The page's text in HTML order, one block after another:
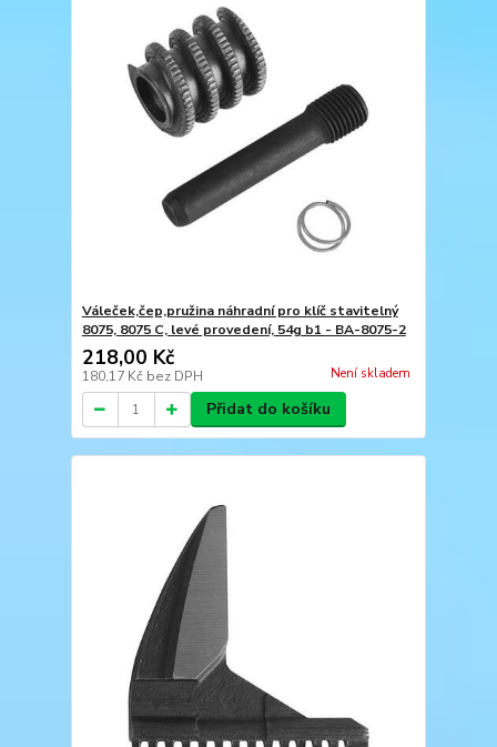
Váleček,čep,pružina náhradní pro klíč stavitelný
8075, 8075 C, levé provedení, 54g b1 - BA-8075-2
218,00 Kč
180,17 Kč bez DPH Není skladem
Přidat do košíku